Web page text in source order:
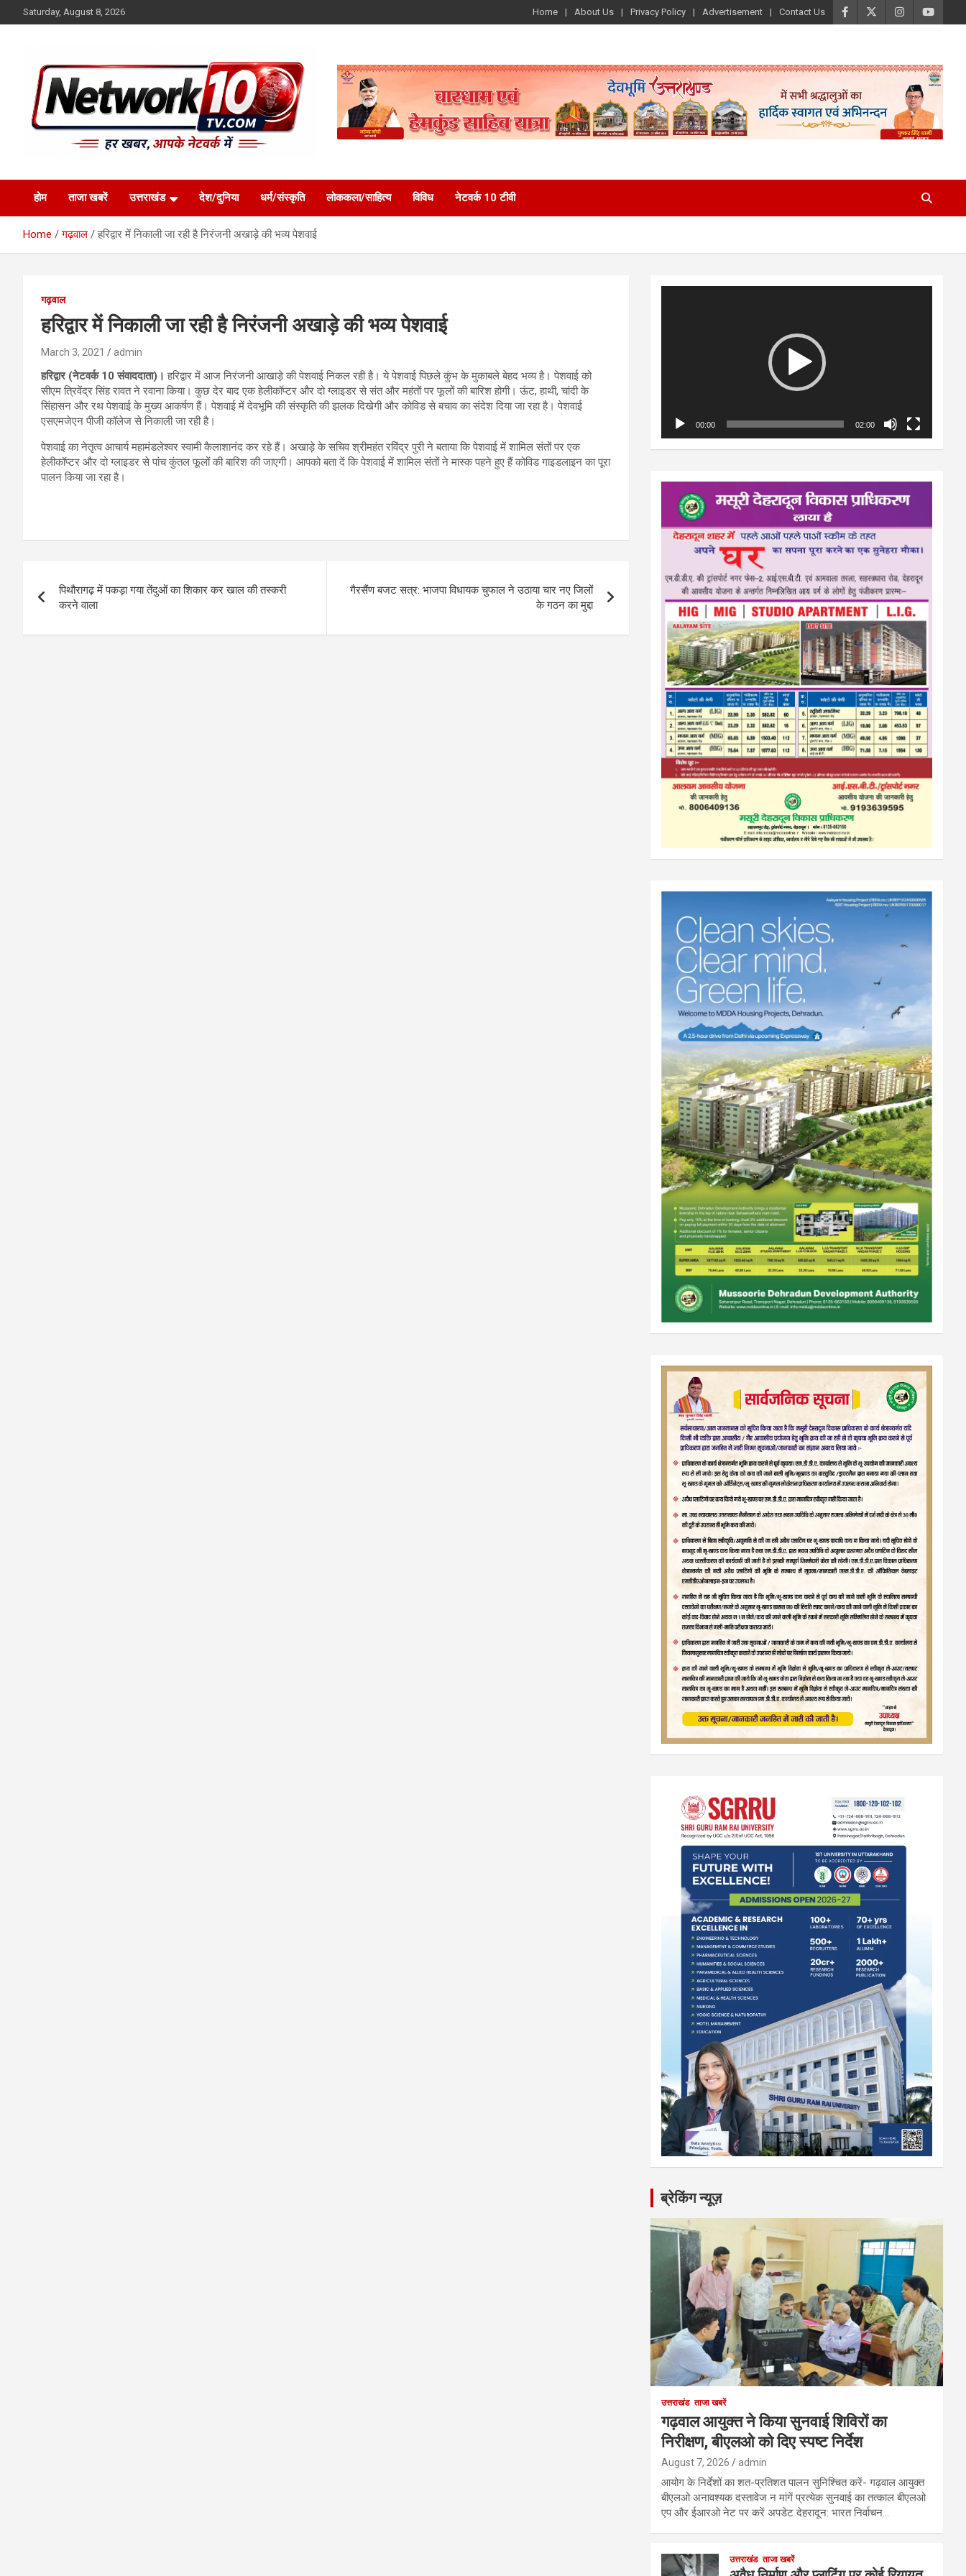
to
Saturday, August 8, 2026 Home About Us Privacy Policy Advertisement Contact Us
Network10tv
होम ताजा खबरें उत्तराखंड देश/दुनिया धर्म/संस्कृति लोककला/साहित्य विविध नेटवर्क 10 टीवी
Home गढ़वाल हरिद्वार में निकाली जा रही है निरंजनी अखाड़े की भव्य पेशवाई
गढ़वाल
हरिद्वार में निकाली जा रही है निरंजनी अखाड़े की भव्य पेशवाई
March 3, 2021 admin
हरिद्वार (नेटवर्क 10 संवाददाता)।हरिद्वार में आज निरंजनी आखाड़े की पेशवाई निकल रही है। ये पेशवाई पिछले कुंभ के मुकाबले बेहद भव्य है। पेशवाई को
सीएम त्रिवेंद्र सिंह रावत ने रवाना किया। कुछ देर बाद एक हेलीकॉप्टर और दो ग्लाइडर से संत और महंतों पर फूलों की बारिश होगी। ऊंट, हाथी, चांदी के
सिंहासन और रथ पेशवाई के मुख्य आकर्षण हैं। पेशवाई में देवभूमि की संस्कृति की झलक दिखेगी और कोविड से बचाव का संदेश दिया जा रहा है। पेशवाई
एसएमजेएन पीजी कॉलेज से निकाली जा रही है।
पेशवाई का नेतृत्व आचार्य महामंडलेश्वर स्वामी कैलाशानंद कर रहे हैं। अखाड़े के सचिव श्रीमहंत रविंद्र पुरी ने बताया कि पेशवाई में शामिल संतों पर एक
हेलीकॉप्टर और दो ग्लाइडर से पांच कुंतल फूलों की बारिश की जाएगी। आपको बता दें कि पेशवाई में शामिल संतों ने मास्क पहने हुए हैं कोविड गाइडलाइन का पूरा
पालन किया जा रहा है।
navigation
पिथौरागढ़ में पकड़ा गया तेंदुओं का शिकार कर खाल की तस्करी
करने वाला
गैरसैंण बजट सत्र: भाजपा विधायक चुफाल ने उठाया चार नए जिलों
के गठन का मुद्दा
00:00 02:00
ब्रेकिंग न्यूज़
उत्तराखंड ताजा खबरें
गढ़वाल आयुक्त ने किया सुनवाई शिविरों का
निरीक्षण, बीएलओ को दिए स्पष्ट निर्देश
August 7, 2026 admin
आयोग के निर्देशों का शत-प्रतिशत पालन सुनिश्चित करें- गढ़वाल आयुक्त
बीएलओ अनावश्यक दस्तावेज न मांगें प्रत्येक सुनवाई का तत्काल बीएलओ
एप और ईआरओ नेट पर करें अपडेट देहरादून: भारत निर्वाचन…
उत्तराखंड ताजा खबरें